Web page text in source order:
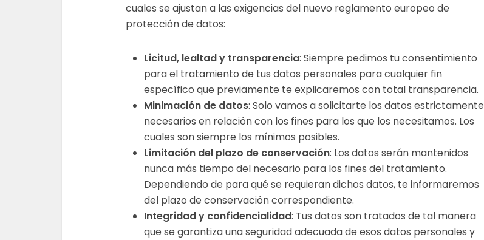
cuales se ajustan a las exigencias del nuevo reglamento europeo de
protección de datos:
Licitud, lealtad y transparencia: Siempre pedimos tu consentimiento
para el tratamiento de tus datos personales para cualquier fin
específico que previamente te explicaremos con total transparencia.
Minimación de datos: Solo vamos a solicitarte los datos estrictamente
necesarios en relación con los fines para los que los necesitamos. Los
cuales son siempre los mínimos posibles.
Limitación del plazo de conservación: Los datos serán mantenidos
nunca más tiempo del necesario para los fines del tratamiento.
Dependiendo de para qué se requieran dichos datos, te informaremos
del plazo de conservación correspondiente.
Integridad y confidencialidad: Tus datos son tratados de tal manera
que se garantiza una seguridad adecuada de esos datos personales y